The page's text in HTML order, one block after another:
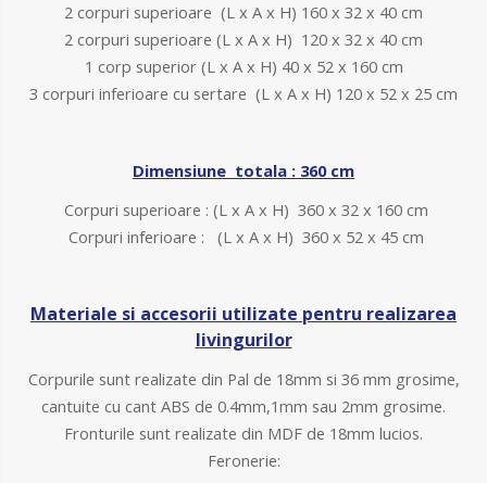
2 corpuri superioare (L x A x H) 160 x 32 x 40 cm
2 corpuri superioare (L x A x H) 120 x 32 x 40 cm
1 corp superior (L x A x H) 40 x 52 x 160 cm
3 corpuri inferioare cu sertare (L x A x H) 120 x 52 x 25 cm
Dimensiune totala : 360 cm
Corpuri superioare : (L x A x H) 360 x 32 x 160 cm
Corpuri inferioare : (L x A x H) 360 x 52 x 45 cm
Materiale si accesorii utilizate pentru realizarea
livingurilor
Corpurile sunt realizate din Pal de 18mm si 36 mm grosime,
cantuite cu cant ABS de 0.4mm,1mm sau 2mm grosime.
Fronturile sunt realizate din MDF de 18mm lucios.
Feronerie: